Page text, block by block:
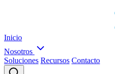
Inicio
Nosotros
Soluciones Recursos Contacto